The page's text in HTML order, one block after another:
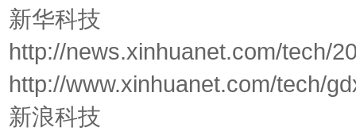
新华科技
http://news.xinhuanet.com/tech/
http://www.xinhuanet.com/tech/
新浪科技